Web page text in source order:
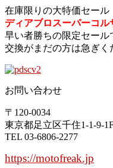
在庫限りの大特価セール
ディアブロスーパーコル
早い者勝ちの限定セール
交換がまだの方は急ぎく
お問い合わせ
〒120-0034
東京都足立区千住1-1-9-
TEL 03-6806-2277
https://motofreak.jp